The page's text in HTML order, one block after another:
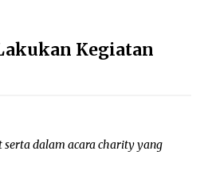
Kegiatan
dalam acara charity yang